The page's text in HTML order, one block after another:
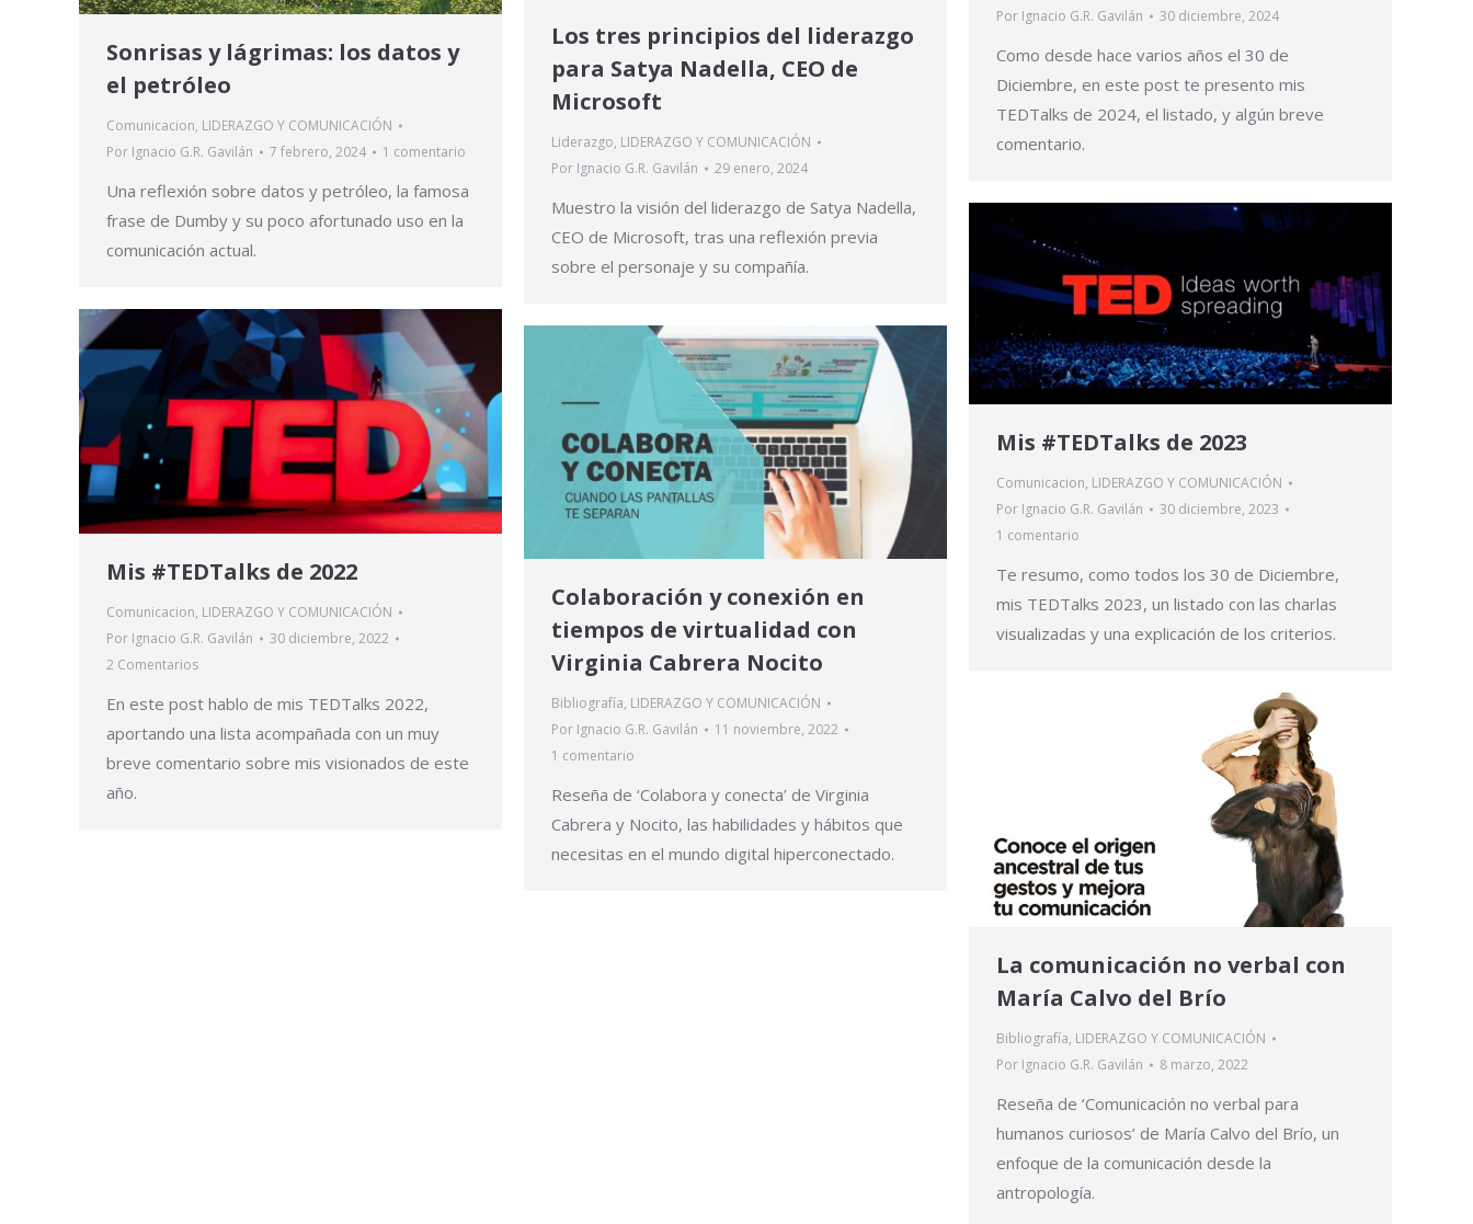
Por Ignacio G.R. Gavilán 30 diciembre, 2024
Como desde hace varios años el 30 de
Diciembre, en este post te presento mis
TEDTalks de 2024, el listado, y algún breve
comentario.
Sonrisas y lágrimas: los datos y
el petróleo
Comunicacion, LIDERAZGO Y COMUNICACIÓN
Por Ignacio G.R. Gavilán 7 febrero, 2024 1 comentario
Una reflexión sobre datos y petróleo, la famosa
frase de Dumby y su poco afortunado uso en la
comunicación actual.
Los tres principios del liderazgo
para Satya Nadella, CEO de
Microsoft
Liderazgo, LIDERAZGO Y COMUNICACIÓN
Por Ignacio G.R. Gavilán 29 enero, 2024
Muestro la visión del liderazgo de Satya Nadella,
CEO de Microsoft, tras una reflexión previa
sobre el personaje y su compañía.
Mis #TEDTalks de 2023
Comunicacion, LIDERAZGO Y COMUNICACIÓN
Por Ignacio G.R. Gavilán
30 diciembre, 2023
1 comentario
Te resumo, como todos los 30 de Diciembre,
mis TEDTalks 2023, un listado con las charlas
visualizadas y una explicación de los criterios.
Mis #TEDTalks de 2022
Comunicacion, LIDERAZGO Y COMUNICACIÓN
Por Ignacio G.R. Gavilán
30 diciembre, 2022
2 Comentarios
En este post hablo de mis TEDTalks 2022,
aportando una lista acompañada con un muy
breve comentario sobre mis visionados de este
año.
Colaboración y conexión en
tiempos de virtualidad con
Virginia Cabrera Nocito
Bibliografía, LIDERAZGO Y COMUNICACIÓN
Por Ignacio G.R. Gavilán
11 noviembre, 2022
1 comentario
Reseña de ‘Colabora y conecta’ de Virginia
Cabrera y Nocito, las habilidades y hábitos que
necesitas en el mundo digital hiperconectado.
La comunicación no verbal con
María Calvo del Brío
Bibliografía, LIDERAZGO Y COMUNICACIÓN
Por Ignacio G.R. Gavilán 8 marzo, 2022
Reseña de ‘Comunicación no verbal para
humanos curiosos’ de María Calvo del Brío, un
enfoque de la comunicación desde la
antropología.